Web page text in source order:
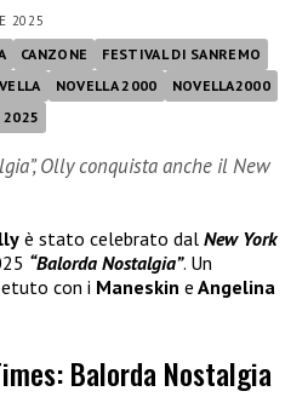
2025
CANZONE
FESTIVAL DI SANREMO
NOVELLA 2000
NOVELLA2000
2025
Olly conquista anche il New
è stato celebrato dal New York
“Balorda Nostalgia”. Un
con i Maneskin e Angelina
Balorda Nostalgia